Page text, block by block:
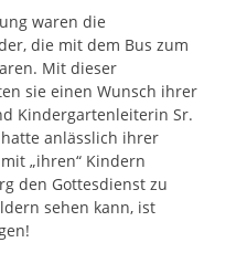
waren die
die mit dem Bus zum
Mit dieser
sie einen Wunsch ihrer
Kindergartenleiterin Sr.
anlässlich ihrer
„ihren“ Kindern
den Gottesdienst zu
sehen kann, ist